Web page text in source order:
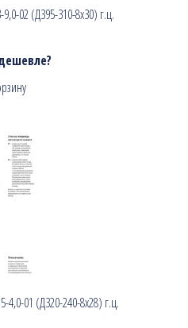
02 (Д395-310-8х30) г.ц.
01 (Д320-240-8х28) г.ц.